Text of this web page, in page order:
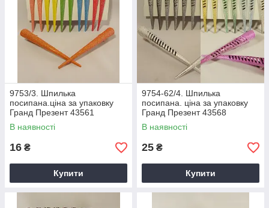
9753/3. Шпилька
посипана.ціна за упаковку
Гранд Презент 43561
В наявності
16 ₴
Купити
9754-62/4. Шпилька
посипана. ціна за упаковку
Гранд Презент 43568
В наявності
25 ₴
Купити